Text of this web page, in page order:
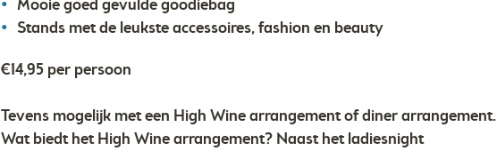
Mooie goed gevulde goodiebag
Stands met de leukste accessoires, fashion en beauty
€14,95 per persoon
Tevens mogelijk met een High Wine arrangement of diner arrangement.
Wat biedt het High Wine arrangement? Naast het ladiesnight